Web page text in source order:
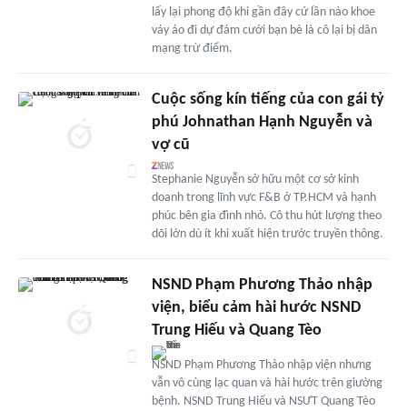
lấy lại phong độ khi gần đây cứ lần nào khoe
váy áo đi dự đám cưới bạn bè là cô lại bị dân
mạng trừ điểm.
Cuộc sống kín tiếng của con gái tỷ
phú Johnathan Hạnh Nguyễn và
vợ cũ
Stephanie Nguyễn sở hữu một cơ sở kinh
doanh trong lĩnh vực F&B ở TP.HCM và hạnh
phúc bên gia đình nhỏ. Cô thu hút lượng theo
dõi lớn dù ít khi xuất hiện trước truyền thông.
NSND Phạm Phương Thảo nhập
viện, biểu cảm hài hước NSND
Trung Hiếu và Quang Tèo
NSND Phạm Phương Thảo nhập viện nhưng
vẫn vô cùng lạc quan và hài hước trên giường
bệnh. NSND Trung Hiếu và NSƯT Quang Tèo